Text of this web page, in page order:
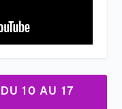
10 AU 17